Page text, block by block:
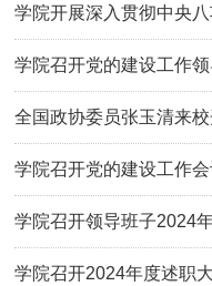
贯彻中央八项规定精神
学院开展深入贯彻中央
讲座
学院召开党的建设工作
全国政协委员张玉清来
学院召开党的建设工作会
学院召开领导班子2024
学院召开2024年度述职